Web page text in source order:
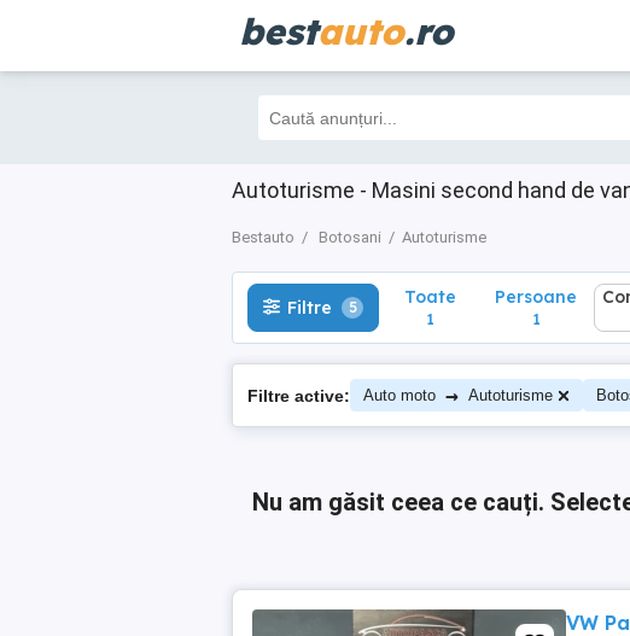
bestauto.ro
Autoturisme - Masini second hand de
Bestauto Botosani Autoturisme
Filtre 5 Toate
1
Filtre 5 Toate
1
Persoane
1
Filtre active: Auto moto → Autoturisme
Nu am găsit ceea ce cauți.
VW